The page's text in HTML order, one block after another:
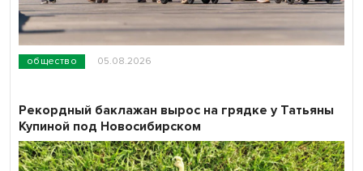
общество 05.08.2026
Рекордный баклажан вырос на грядке у Татьяны
Купиной под Новосибирском